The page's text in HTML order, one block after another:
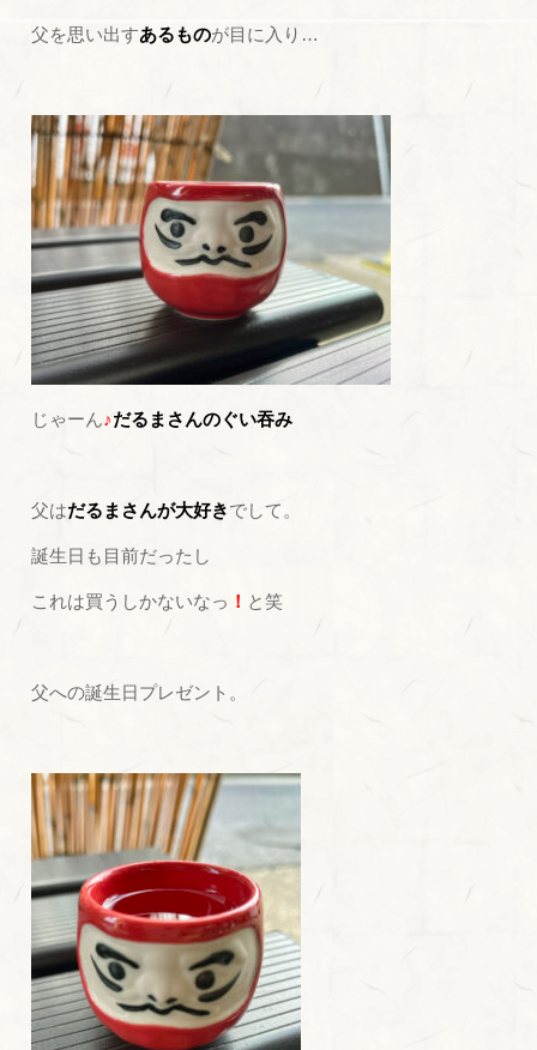
父を思い出すあるものが目に入り…
じゃーん♪だるまさんのぐい吞み
父はだるまさんが大好きでして。
誕生日も目前だったし
これは買うしかないなっ ！ と笑
父への誕生日プレゼント。